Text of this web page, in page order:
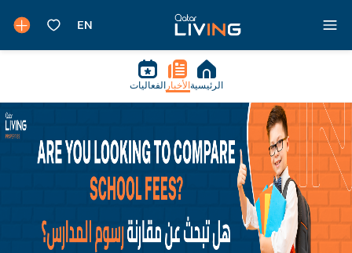
الرئيسية الأخبار الفعاليات